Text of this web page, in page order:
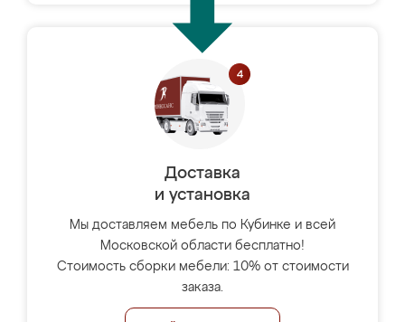
Доставка
и установка
Мы доставляем мебель по Кубинке и всей
Московской области бесплатно!
Стоимость сборки мебели: 10% от стоимости
заказа.